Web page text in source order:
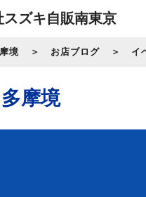
スズキ自販南東京
境 お店ブログ イ
摩境